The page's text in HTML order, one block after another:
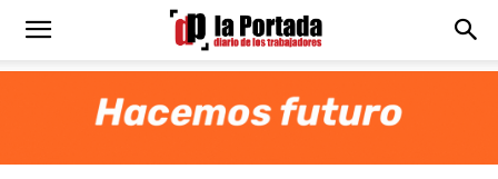
Diario